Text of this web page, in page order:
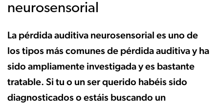
neurosensorial
La pérdida auditiva neurosensorial es uno de
los tipos más comunes de pérdida auditiva y ha
sido ampliamente investigada y es bastante
tratable. Si tu o un ser querido habéis sido
diagnosticados o estáis buscando un